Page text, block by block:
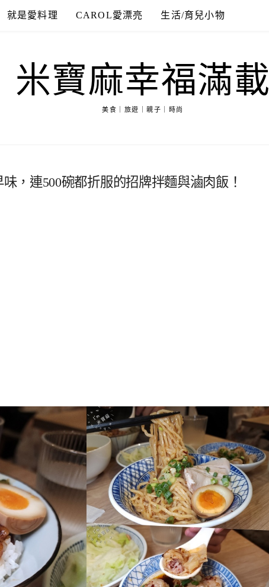
就是愛料理 CAROL愛漂亮 生活/育兒小物
米寶麻幸福滿載
美食｜旅遊｜親子｜時尚
，連500碗都折服的招牌拌麵與滷肉飯！